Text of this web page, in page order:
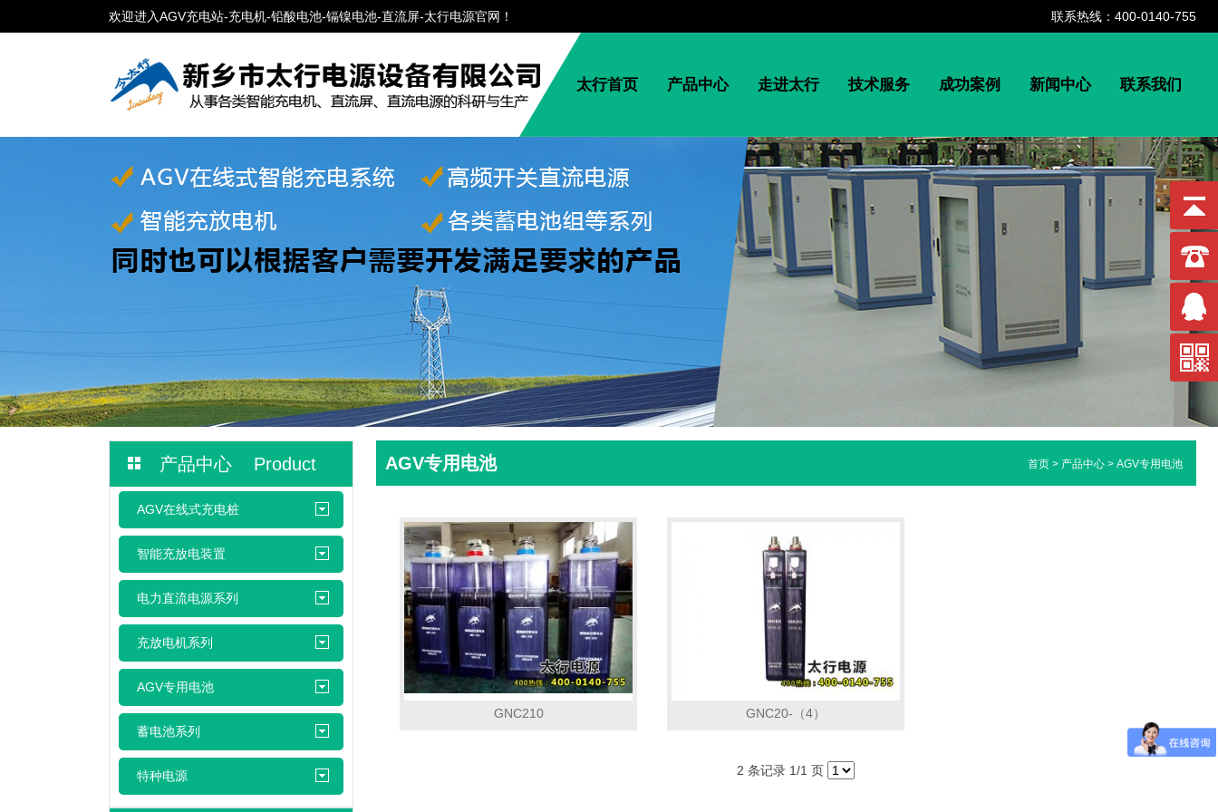
欢迎进入AGV充电站-充电机-铅酸电池-镉镍电池-直流屏-太行电源官网！ 联系热线：400-0140-755
太行首页 产品中心 走进太行 技术服务 成功案例 新闻中心 联系我们
产品中心 Product
AGV在线式充电桩
智能充放电装置
电力直流电源系列
充放电机系列
AGV专用电池
蓄电池系列
特种电源
AGV专用电池 首页 > 产品中心 > AGV专用电池
GNC210 GNC20-（4）
2 条记录 1/1 页